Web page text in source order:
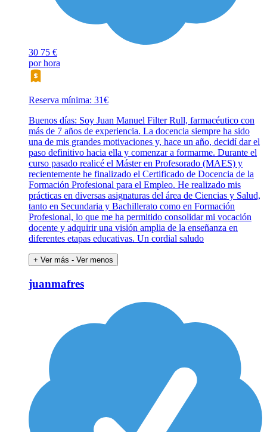
30 75 €
por hora
Reserva mínima: 31€
Buenos días: Soy Juan Manuel Filter Rull, farmacéutico con
más de 7 años de experiencia. La docencia siempre ha sido
una de mis grandes motivaciones y, hace un año, decidí dar el
paso definitivo hacia ella y comenzar a formarme. Durante el
curso pasado realicé el Máster en Profesorado (MAES) y
recientemente he finalizado el Certificado de Docencia de la
Formación Profesional para el Empleo. He realizado mis
prácticas en diversas asignaturas del área de Ciencias y Salud,
tanto en Secundaria y Bachillerato como en Formación
Profesional, lo que me ha permitido consolidar mi vocación
docente y adquirir una visión amplia de la enseñanza en
diferentes etapas educativas. Un cordial saludo
+ Ver más - Ver menos
juanmafres